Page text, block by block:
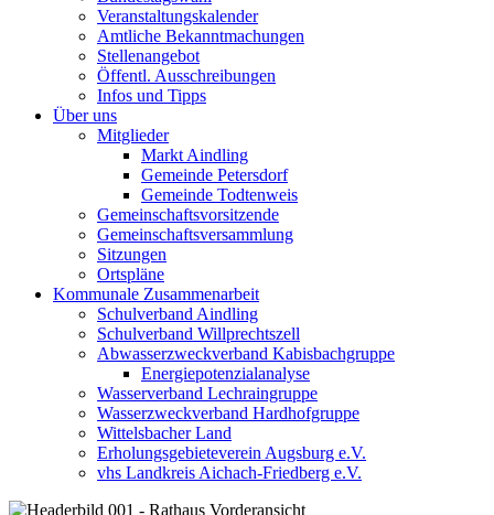
Veranstaltungskalender
Amtliche Bekanntmachungen
Stellenangebot
Öffentl. Ausschreibungen
Infos und Tipps
Über uns
Mitglieder
Markt Aindling
Gemeinde Petersdorf
Gemeinde Todtenweis
Gemeinschaftsvorsitzende
Gemeinschaftsversammlung
Sitzungen
Ortspläne
Kommunale Zusammenarbeit
Schulverband Aindling
Schulverband Willprechtszell
Abwasserzweckverband Kabisbachgruppe
Energiepotenzialanalyse
Wasserverband Lechraingruppe
Wasserzweckverband Hardhofgruppe
Wittelsbacher Land
Erholungsgebieteverein Augsburg e.V.
vhs Landkreis Aichach-Friedberg e.V.